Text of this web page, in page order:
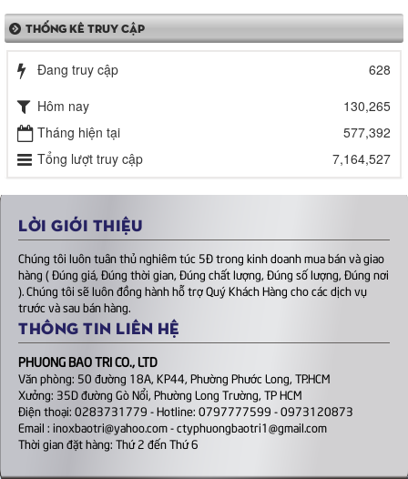
THỐNG KÊ TRUY CẬP
Đang truy cập
628
Hôm nay
130,265
Tháng hiện tại
577,392
Tổng lượt truy cập
7,164,527
LỜI GIỚI THIỆU
Chúng tôi luôn tuân thủ nghiêm túc 5Đ trong kinh doanh mua bán và giao
hàng ( Đúng giá, Đúng thời gian, Đúng chất lượng, Đúng số lượng, Đúng nơi
). Chúng tôi sẽ luôn đồng hành hỗ trợ Quý Khách Hàng cho các dịch vụ
trước và sau bán hàng.
THÔNG TIN LIÊN HỆ
PHUONG BAO TRI CO., LTD
Văn phòng: 50 đường 18A, KP44, Phường Phước Long, TP.HCM
Xưởng: 35D đường Gò Nổi, Phường Long Trường, TP HCM
Điện thoại: 0283731779 - Hotline: 0797777599 - 0973120873
Email : inoxbaotri@yahoo.com - ctyphuongbaotri1@gmail.com
Thời gian đặt hàng: Thứ 2 đến Thứ 6